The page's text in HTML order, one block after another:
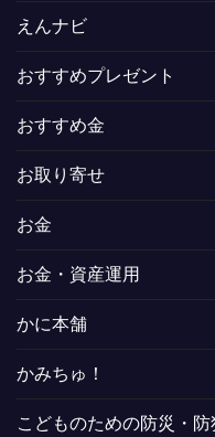
えんナビ
おすすめプレゼント
おすすめ金
お取り寄せ
お金
お金・資産運用
かに本舗
かみちゅ！
こどものための防災・